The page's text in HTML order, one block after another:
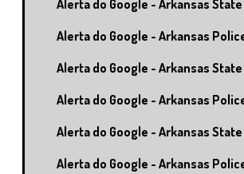
Alerta do Google - Arkansas State
Alerta do Google - Arkansas
Alerta do Google - Arkansas State
Alerta do Google - Arkansas
Alerta do Google - Arkansas State
Alerta do Google - Arkansas